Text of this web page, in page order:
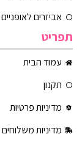
אביזרים
תפריט
עמוד הבית
תקנון
מדיניות פרטיות
מדיניות משלוחים